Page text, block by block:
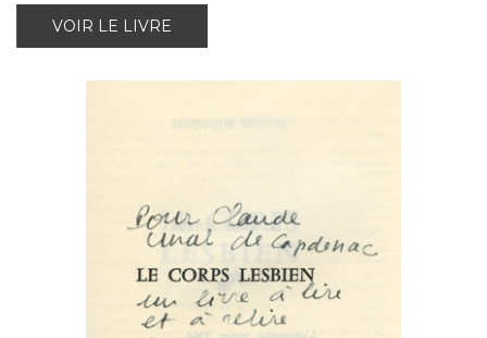
VOIR LE LIVRE